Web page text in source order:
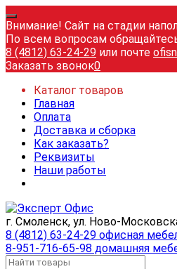
Внимание! Сайт на стадии
По всем вопросам
8 (4812) 63-24-29 или почте
Заказать звонок0
Каталог товаров
Главная
Оплата
Доставка и сборка
Как заказать?
Реквизиты
Наши работы
г. Смоленск, ул. Ново-
8 (4812) 63-24-29 офисная
8-951-716-65-98 домашняя